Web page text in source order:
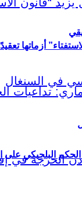
البلجيكي على
أزماتها